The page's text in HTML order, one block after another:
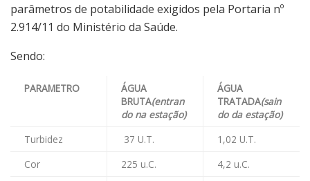
parâmetros de potabilidade exigidos pela Portaria nº
2.914/11 do Ministério da Saúde.
Sendo:
PARAMETRO
ÁGUA
BRUTA(entran
do na estação)
ÁGUA
TRATADA(sain
do da estação)
Turbidez
37 U.T.
1,02 U.T.
Cor
225 u.C.
4,2 u.C.